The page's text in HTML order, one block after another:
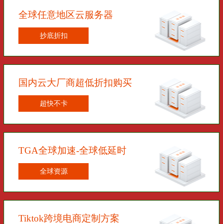
全球任意地区云服务器
抄底折扣
国内云大厂商超低折扣购买
超快不卡
TGA全球加速-全球低延时
全球资源
Tiktok跨境电商定制方案